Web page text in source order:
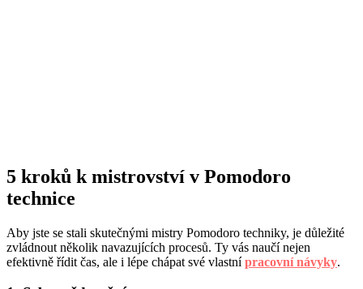
5 kroků k mistrovství v Pomodoro
technice
Aby jste se stali skutečnými mistry Pomodoro techniky, je důležité
zvládnout několik navazujících procesů. Ty vás naučí nejen
efektivně řídit čas, ale i lépe chápat své vlastnípracovní návyky.